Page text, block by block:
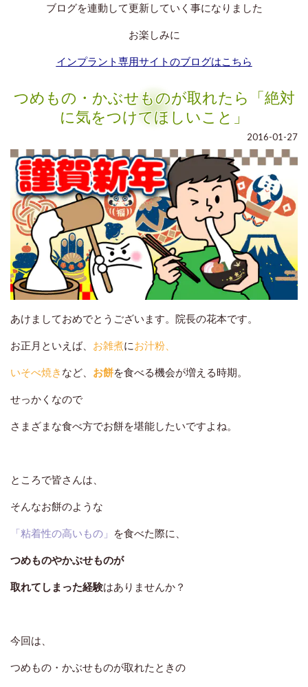
歯科医院にご相談いただくことをお勧めいたします。
◆サイン2『歯ぐきの腫れ』
歯ぐきが赤く腫れている場合 も、
『サイレントディジーズ（静かなる病気）』
そんな歯周病の数少ないサインのひとつが、
こうしたサインをしっかり察知し、
とても大切です。
ブログを連動して更新していく事になりました
お楽しみに
インプラント専用サイトのブログはこちら
つめもの・かぶせものが取れたら「絶対
に気をつけてほしいこと」
2016-01-27
あけましておめでとうございます。院長の花本です。
お正月といえば、 お雑煮にお汁粉、
いそべ焼き など、 お餅を食べる機会が増える時期。
せっかくなので
さまざまな食べ方でお餅を堪能したいですよね。
ところで皆さんは、
そんなお餅のような
「粘着性の高いもの」 を食べた際に、
つめものやかぶせものが
取れてしまった経験はありませんか？
今回は、
つめもの・かぶせものが取れたときの